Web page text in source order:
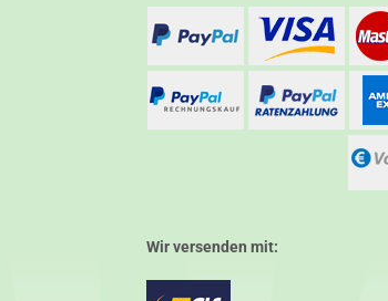
Wir versenden mit: